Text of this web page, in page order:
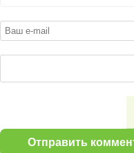
Отправить